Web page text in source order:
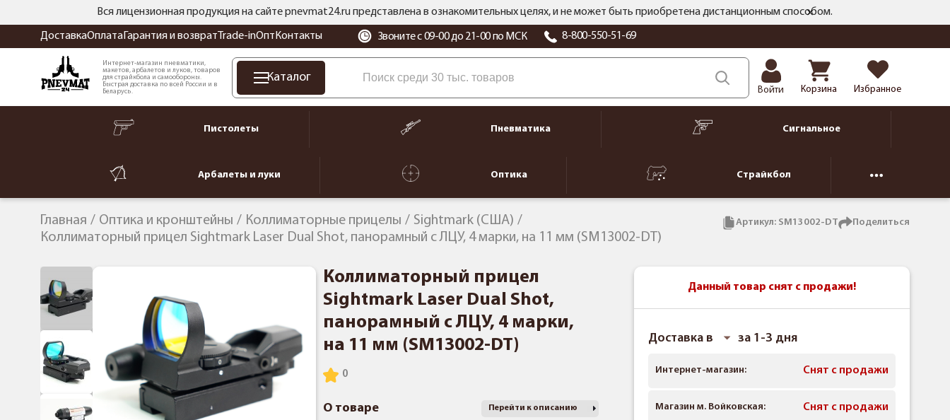
Вся лицензионная продукция на сайте pnevmat24.ru представлена в ознакомительных целях, и не может быть приобретена дистанционным способом.
ДоставкаОплата Гарантия и возврат Trade-inОпт Контакты Звоните с 09-00 до 21-00 по МСК 8-800-550-51-69
Интернет-магазин пневматики,
макетов, арбалетов и луков, товаров
для страйкбола и самообороны.
Быстрая доставка по всей России и в
Беларусь.
Каталог
Войти Корзина Избранное
Пистолеты Пневматика Сигнальное
Арбалеты и луки Оптика Страйкбол
Главная Оптика и кронштейны Коллиматорные прицелы
Sightmark (США)
Коллиматорный прицел Sightmark Laser Dual Shot, панорамный с ЛЦУ, 4 марки, на 11 мм (SM13002-DT)
Артикул: SM13002-DT Поделиться
Коллиматорный прицел
Sightmark Laser Dual Shot,
панорамный с ЛЦУ, 4 марки,
на 11 мм (SM13002-DT)
О товаре Перейти к описанию
Данный товар снят с продажи!
Доставка в за 1-3 дня
Интернет-магазин: Снят с продажи
Магазин м. Войковская: Снят с продажи